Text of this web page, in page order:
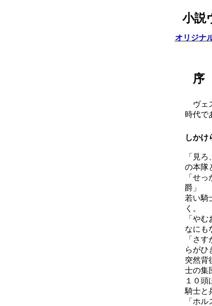
小説
オリジナ
序
ヴェ
時代で
しかけ
「見
の本隊
「せ
爵」
若い騎
く。
「や
なにも
「さ
らがひ
突然背
士の集
１０頭
騎士と
「ホ